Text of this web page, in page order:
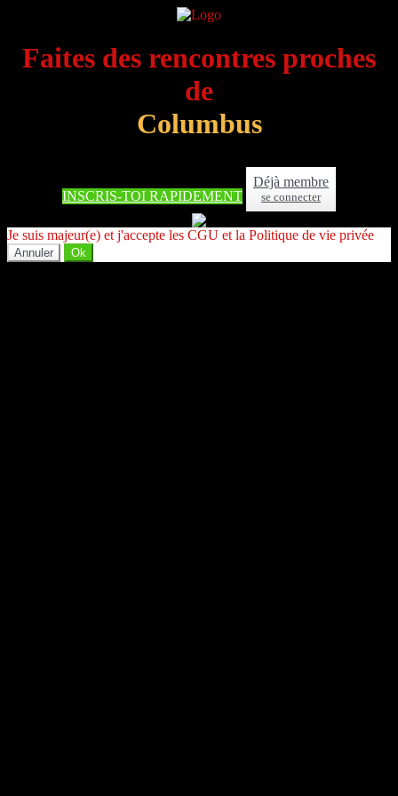
Faites des rencontres proches
de
Columbus
INSCRIS-TOI RAPIDEMENT
Déjà membre
se connecter
Je suis majeur(e) et j'accepte les CGU et la Politique de vie privée
Annuler Ok